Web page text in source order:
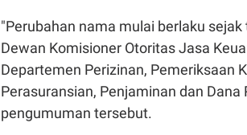
"Perubahan nama mulai berlaku
Dewan Komisioner Otoritas Jasa
Departemen Perizinan, Pemeriksaan
Perasuransian, Penjaminan dan
pengumuman tersebut.